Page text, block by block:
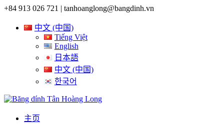
+84 913 026 721 | tanhoanglong@bangdinh.vn
中文 (中国)
Tiếng Việt
English
日本語
中文 (中国)
한국어
主页